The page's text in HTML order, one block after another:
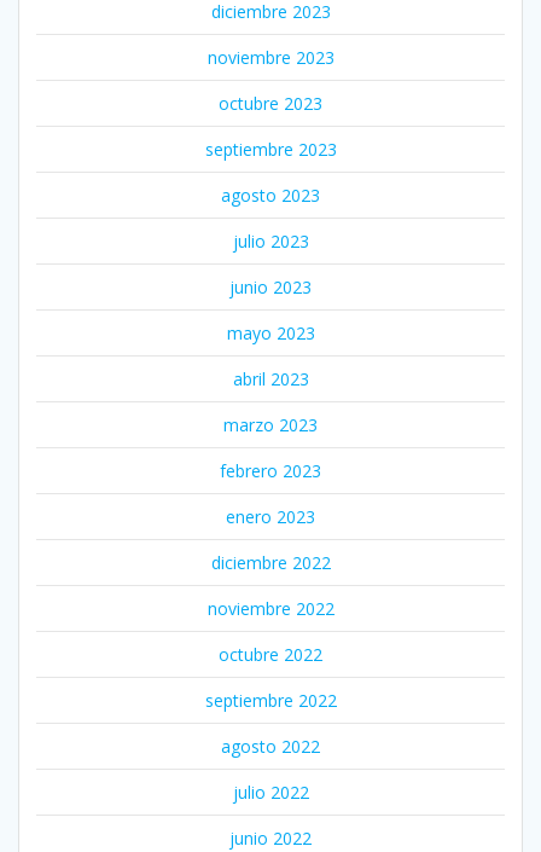
diciembre 2023
noviembre 2023
octubre 2023
septiembre 2023
agosto 2023
julio 2023
junio 2023
mayo 2023
abril 2023
marzo 2023
febrero 2023
enero 2023
diciembre 2022
noviembre 2022
octubre 2022
septiembre 2022
agosto 2022
julio 2022
junio 2022